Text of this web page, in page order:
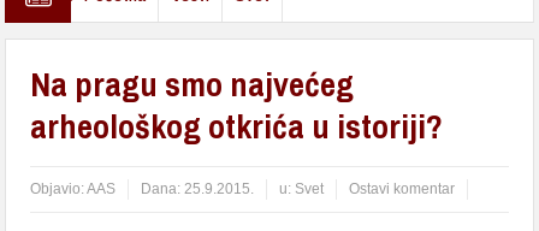
Na pragu smo najvećeg
arheološkog otkrića u istoriji?
Objavio:AAS Dana:25.9.2015. u: Svet Ostavi komentar